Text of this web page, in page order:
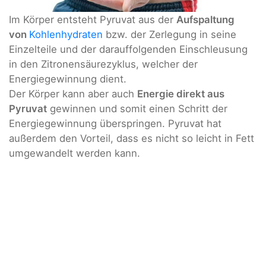
Im Körper entsteht Pyruvat aus der Aufspaltung
von Kohlenhydraten bzw. der Zerlegung in seine
Einzelteile und der darauffolgenden Einschleusung
in den Zitronensäurezyklus, welcher der
Energiegewinnung dient.
Der Körper kann aber auch Energie direkt aus
Pyruvat gewinnen und somit einen Schritt der
Energiegewinnung überspringen. Pyruvat hat
außerdem den Vorteil, dass es nicht so leicht in Fett
umgewandelt werden kann.